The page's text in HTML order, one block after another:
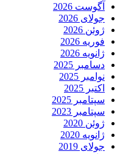
آگوست 2026
جولای 2026
ژوئن 2026
فوریه 2026
ژانویه 2026
دسامبر 2025
نوامبر 2025
اکتبر 2025
سپتامبر 2025
سپتامبر 2023
ژوئن 2020
ژانویه 2020
جولای 2019